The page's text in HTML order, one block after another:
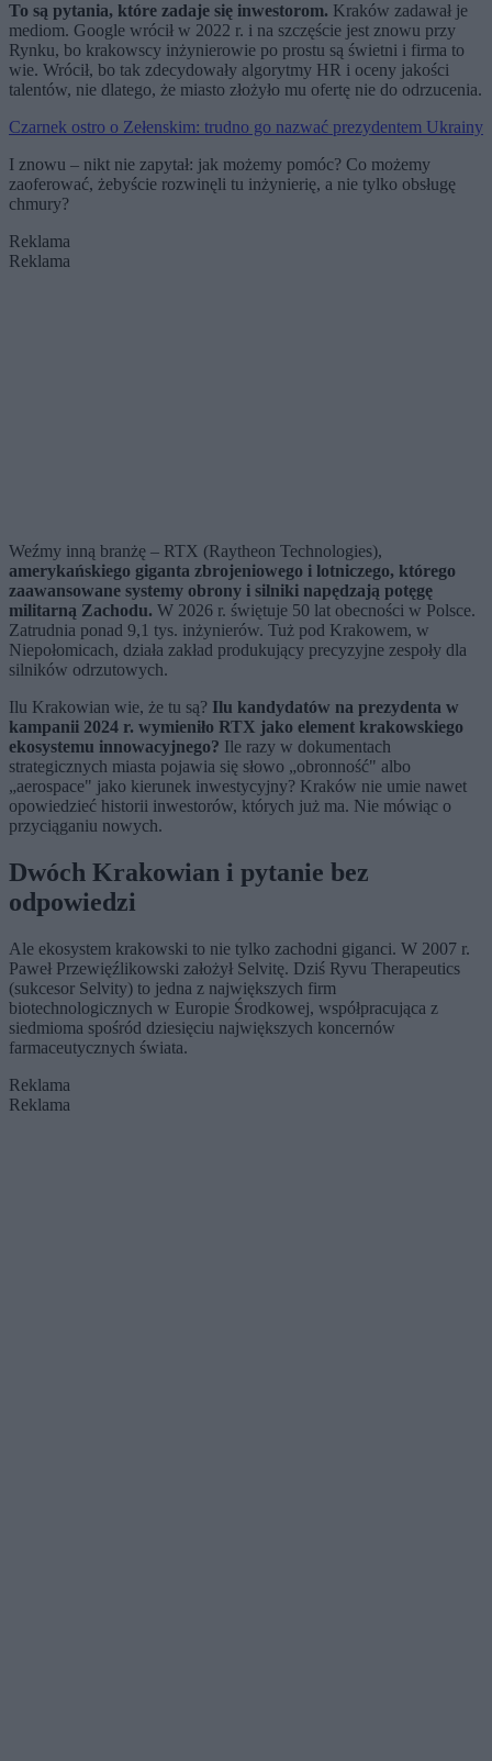
To są pytania, które zadaje się inwestorom. Kraków zadawał je
mediom. Google wrócił w 2022 r. i na szczęście jest znowu przy
Rynku, bo krakowscy inżynierowie po prostu są świetni i firma to
wie. Wrócił, bo tak zdecydowały algorytmy HR i oceny jakości
talentów, nie dlatego, że miasto złożyło mu ofertę nie do odrzucenia.
Czarnek ostro o Zełenskim: trudno go nazwać prezydentem Ukrainy
I znowu – nikt nie zapytał: jak możemy pomóc? Co możemy
zaoferować, żebyście rozwinęli tu inżynierię, a nie tylko obsługę
chmury?
Reklama
Reklama
Weźmy inną branżę – RTX (Raytheon Technologies),
amerykańskiego giganta zbrojeniowego i lotniczego, którego
zaawansowane systemy obrony i silniki napędzają potęgę
militarną Zachodu. W 2026 r. świętuje 50 lat obecności w Polsce.
Zatrudnia ponad 9,1 tys. inżynierów. Tuż pod Krakowem, w
Niepołomicach, działa zakład produkujący precyzyjne zespoły dla
silników odrzutowych.
Ilu Krakowian wie, że tu są? Ilu kandydatów na prezydenta w
kampanii 2024 r. wymieniło RTX jako element krakowskiego
ekosystemu innowacyjnego? Ile razy w dokumentach
strategicznych miasta pojawia się słowo „obronność" albo
„aerospace" jako kierunek inwestycyjny? Kraków nie umie nawet
opowiedzieć historii inwestorów, których już ma. Nie mówiąc o
przyciąganiu nowych.
Dwóch Krakowian i pytanie bez
odpowiedzi
Ale ekosystem krakowski to nie tylko zachodni giganci. W 2007 r.
Paweł Przewięźlikowski założył Selvitę. Dziś Ryvu Therapeutics
(sukcesor Selvity) to jedna z największych firm
biotechnologicznych w Europie Środkowej, współpracująca z
siedmioma spośród dziesięciu największych koncernów
farmaceutycznych świata.
Reklama
Reklama